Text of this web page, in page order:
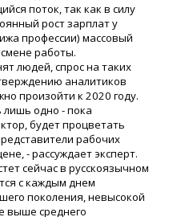
поток, так как в силу
рост зарплат у
профессии) массовый
работы.
людей, спрос на таких
аналитиков
произойти к 2020 году.
лишь одно - пока
будет процветать
рабочих
- рассуждает эксперт.
сейчас в русскоязычном
с каждым днем
поколения, невысокой
выше среднего